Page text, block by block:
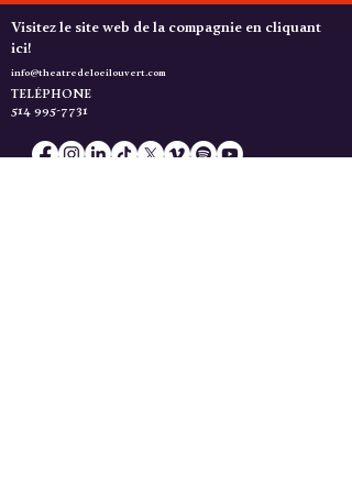
Visitez le site web de la compagnie en cliquant
ici!
info@theatredeloeilouvert.com
TELÉPHONE
514 995-7731